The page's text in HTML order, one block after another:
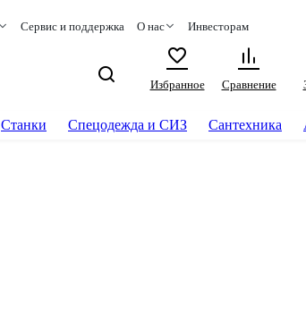
Сервис и поддержка О нас Инвесторам
Избранное
Сравнение
Станки Спецодежда и СИЗ Сантехника